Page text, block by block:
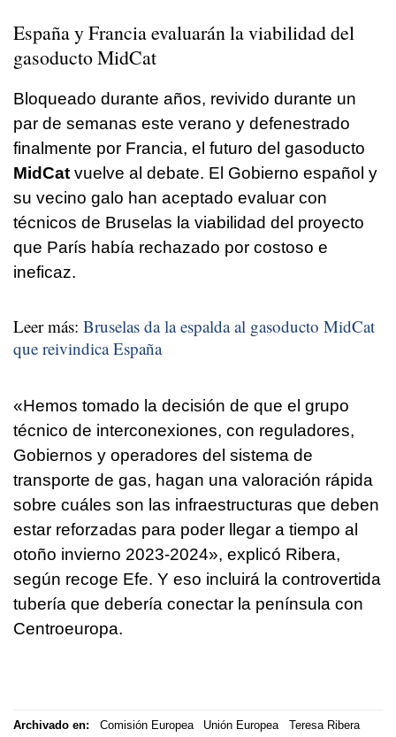
España y Francia evaluarán la viabilidad del
gasoducto MidCat
Bloqueado durante años, revivido durante un
par de semanas este verano y defenestrado
finalmente por Francia, el futuro del gasoducto
MidCat vuelve al debate. El Gobierno español y
su vecino galo han aceptado evaluar con
técnicos de Bruselas la viabilidad del proyecto
que París había rechazado por costoso e
ineficaz.
Leer más: Bruselas da la espalda al gasoducto MidCat
que reivindica España
«Hemos tomado la decisión de que el grupo
técnico de interconexiones, con reguladores,
Gobiernos y operadores del sistema de
transporte de gas, hagan una valoración rápida
sobre cuáles son las infraestructuras que deben
estar reforzadas para poder llegar a tiempo al
otoño invierno 2023-2024», explicó Ribera,
según recoge Efe. Y eso incluirá la controvertida
tubería que debería conectar la península con
Centroeuropa.
Archivado en: Comisión Europea Unión Europea
Teresa Ribera